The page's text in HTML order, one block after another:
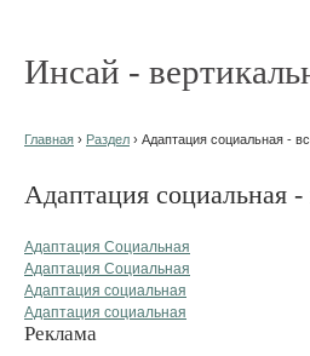
Инсай -
Главная › Раздел › Адаптация социальная -
Адаптация социальная -
Адаптация Социальная
Адаптация Социальная
Адаптация социальная
Адаптация социальная
Реклама